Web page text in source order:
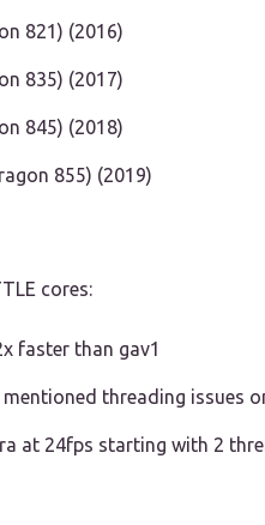
821) (2016)
835) (2017)
845) (2018)
855) (2019)
cores:
faster than gav1
threading issues
at 24fps starting with 2